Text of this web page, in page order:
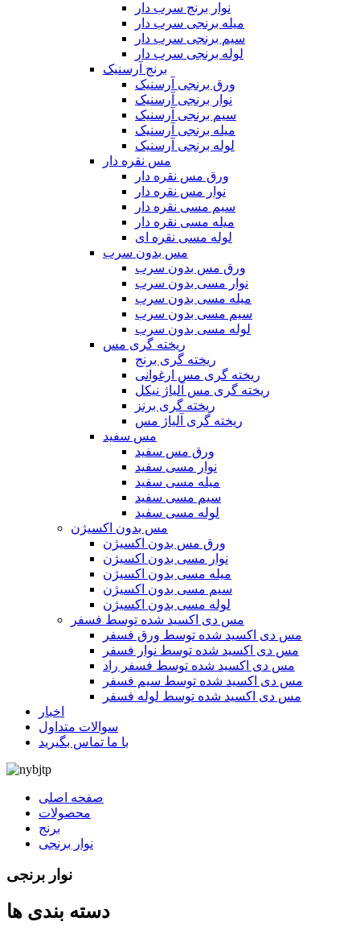
نوار برنج سرب دار
میله برنجی سرب دار
سیم برنجی سرب دار
لوله برنجی سرب دار
برنج آرسنیک
ورق برنجی آرسنیک
نوار برنجی آرسنیک
سیم برنجی آرسنیک
میله برنجی آرسنیک
لوله برنجی آرسنیک
مس نقره دار
ورق مس نقره دار
نوار مس نقره دار
سیم مسی نقره دار
میله مسی نقره دار
لوله مسی نقره ای
مس بدون سرب
ورق مس بدون سرب
نوار مسی بدون سرب
میله مسی بدون سرب
سیم مسی بدون سرب
لوله مسی بدون سرب
ریخته گری مس
ریخته گری برنج
ریخته گری مس ارغوانی
ریخته گری مس آلیاژ نیکل
ریخته گری برنز
ریخته گری آلیاژ مس
مس سفید
ورق مس سفید
نوار مسی سفید
میله مسی سفید
سیم مسی سفید
لوله مسی سفید
مس بدون اکسیژن
ورق مس بدون اکسیژن
نوار مسی بدون اکسیژن
میله مسی بدون اکسیژن
سیم مسی بدون اکسیژن
لوله مسی بدون اکسیژن
مس دی اکسید شده توسط فسفر
مس دی اکسید شده توسط ورق فسفر
مس دی اکسید شده توسط نوار فسفر
مس دی اکسید شده توسط فسفر راد
مس دی اکسید شده توسط سیم فسفر
مس دی اکسید شده توسط لوله فسفر
اخبار
سوالات متداول
با ما تماس بگیرید
صفحه اصلی
محصولات
برنج
نوار برنجی
نوار برنجی
دسته بندی ها